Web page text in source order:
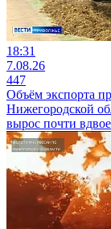
18:31
7.08.26
447
Объём экспорта
Нижегородской
вырос почти вдвое